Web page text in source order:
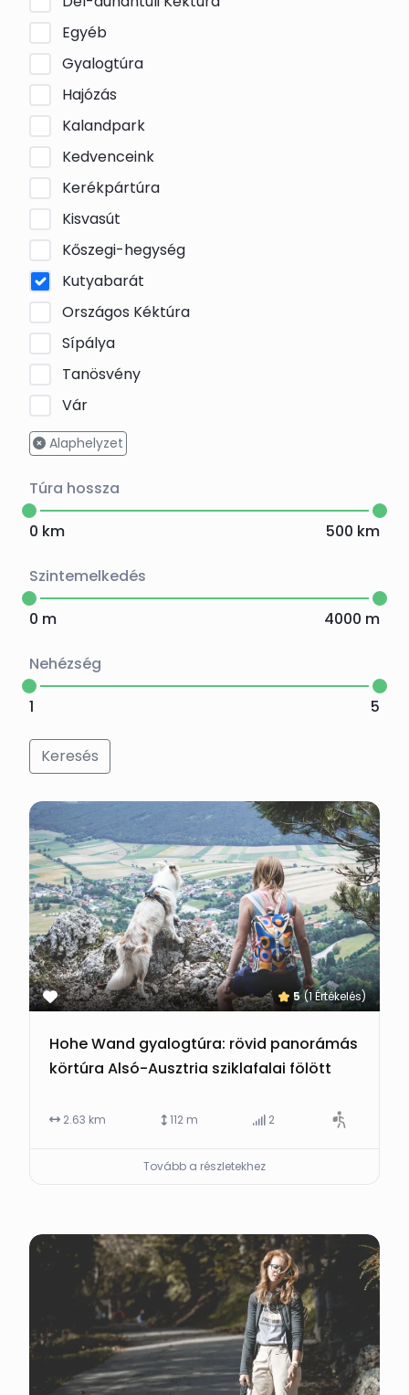
Egyéb
Gyalogtúra
Hajózás
Kalandpark
Kedvenceink
Kerékpártúra
Kisvasút
Kőszegi-hegység
Kutyabarát
Országos Kéktúra
Sípálya
Tanösvény
Vár
Alaphelyzet
Túra hossza
0 km 500 km
Szintemelkedés
0 m 4000 m
Nehézség
1 5
Keresés
5 (1 Értékelés)
Hohe Wand gyalogtúra: rövid panorámás
körtúra Alsó-Ausztria sziklafalai fölött
2.63 km 112 m 2
Tovább a részletekhez